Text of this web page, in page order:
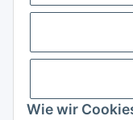
Wie wir